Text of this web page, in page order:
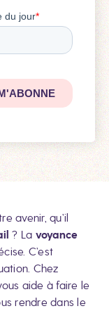
avenir, qu’il
? La voyance
C’est
Chez
aide à faire le
rendre dans le